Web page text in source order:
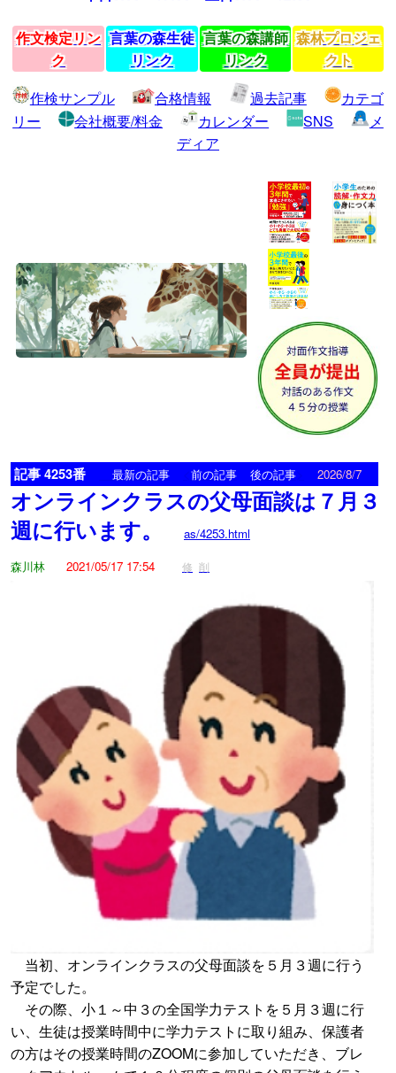
作文検定リン
ク
言葉の森生徒
リンク
言葉の森講師
リンク
森林プロジェ
クト
作検サンプル
合格情報 過去記事
カテゴ
リー
会社概要/料金 カレンダー SNS
メ
ディア
記事 4253番 最新の記事 前の記事 後の記事 2026/8/7
オンラインクラスの父母面談は７月３
週に行います。
as/4253.html
森川林
2021/05/17 17:54 修 削
当初、オンラインクラスの父母面談を５月３週に行う
予定でした。
その際、小１～中３の全国学力テストを５月３週に行
い、生徒は授業時間中に学力テストに取り組み、保護者
の方はその授業時間のZOOMに参加していただき、ブレ